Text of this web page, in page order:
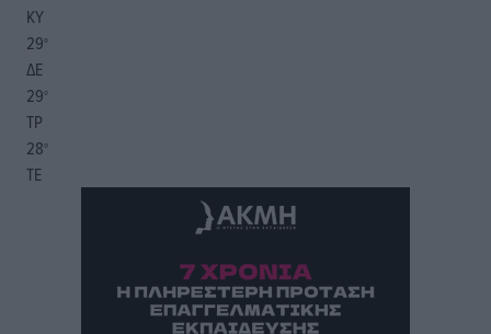
ΚΥ
29°
ΔΕ
29°
ΤΡ
28°
ΤΕ